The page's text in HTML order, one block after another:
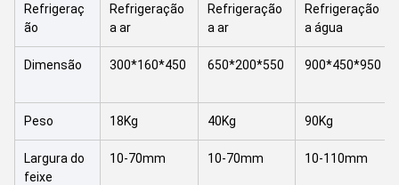
Refrigeraç
ão
Refrigeração
a ar
Refrigeração
a ar
Refrigeração
a água
Dimensão 300*160*450 650*200*550 900*450*950
Peso 18Kg 40Kg 90Kg
Largura do
feixe
10-70mm 10-70mm 10-110mm